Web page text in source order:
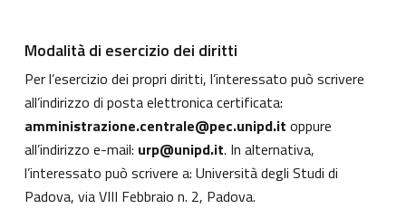
Modalità di esercizio dei diritti
Per l’esercizio dei propri diritti, l’interessato può scrivere
all’indirizzo di posta elettronica certificata:
amministrazione.centrale@pec.unipd.it oppure
all’indirizzo e-mail: urp@unipd.it. In alternativa,
l’interessato può scrivere a: Università degli Studi di
Padova, via VIII Febbraio n. 2, Padova.